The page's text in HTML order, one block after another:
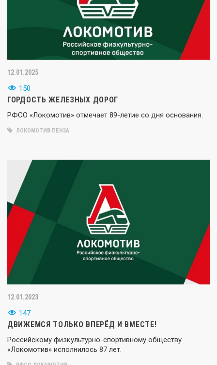
12.01.2025
150
ГОРДОСТЬ ЖЕЛЕЗНЫХ ДОРОГ
РФСО «Локомотив» отмечает 89-летие со дня основания.
ЛОКОМОТИВ ПЕНЗА
12.01.2023
147
ДВИЖЕМСЯ ТОЛЬКО ВПЕРЁД И ВМЕСТЕ!
Российскому физкультурно-спортивному обществу
«Локомотив» исполнилось 87 лет.